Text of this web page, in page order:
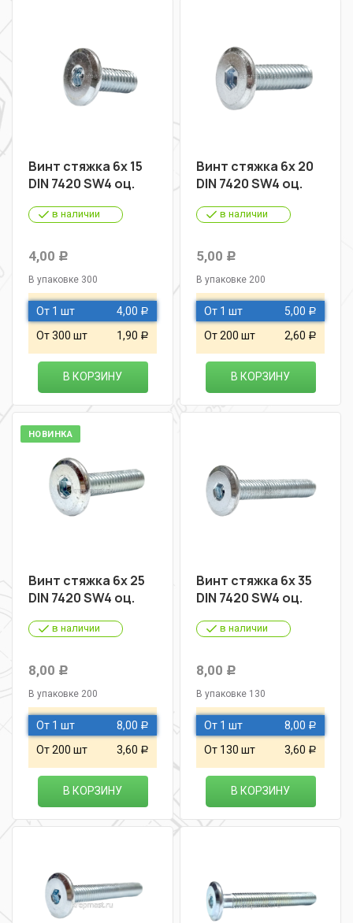
Винт стяжка 6х 15
DIN 7420 SW4 оц.
в наличии
4,00 Р
В упаковке 300
От 1 шт 4,00 Р
От 300 шт 1,90 Р
В КОРЗИНУ
Винт стяжка 6х 20
DIN 7420 SW4 оц.
в наличии
5,00 Р
В упаковке 200
От 1 шт 5,00 Р
От 200 шт 2,60 Р
В КОРЗИНУ
НОВИНКА
Винт стяжка 6х 25
DIN 7420 SW4 оц.
в наличии
8,00 Р
В упаковке 200
От 1 шт 8,00 Р
От 200 шт 3,60 Р
В КОРЗИНУ
Винт стяжка 6х 35
DIN 7420 SW4 оц.
в наличии
8,00 Р
В упаковке 130
От 1 шт 8,00 Р
От 130 шт 3,60 Р
В КОРЗИНУ